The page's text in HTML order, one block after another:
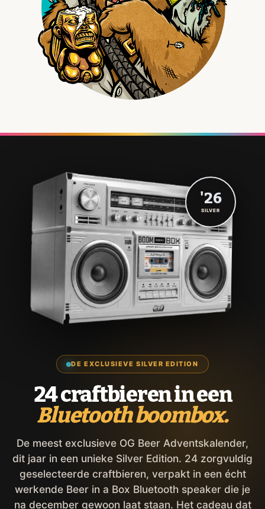
DE EXCLUSIEVE SILVER EDITION
24 craftbieren in een
Bluetooth boombox.
De meest exclusieve OG Beer Adventskalender,
dit jaar in een unieke Silver Edition. 24 zorgvuldig
geselecteerde craftbieren, verpakt in een écht
werkende Beer in a Box Bluetooth speaker die je
na december gewoon laat staan. Het cadeau dat
'26
SILVER